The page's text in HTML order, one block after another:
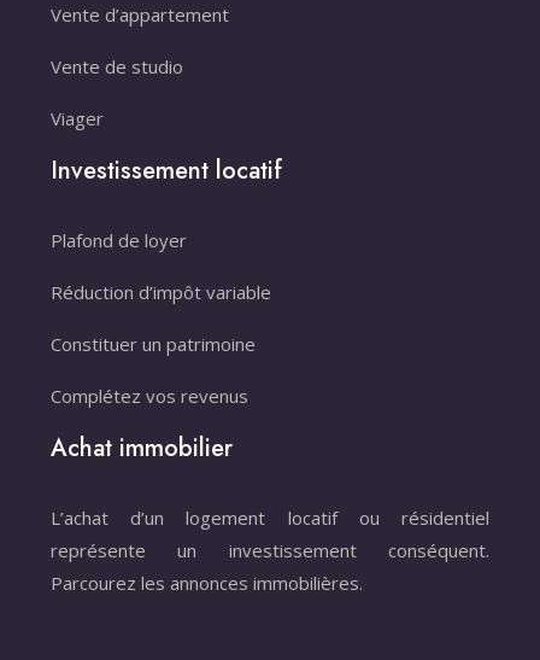
Vente d’appartement
Vente de studio
Viager
Investissement locatif
Plafond de loyer
Réduction d’impôt variable
Constituer un patrimoine
Complétez vos revenus
Achat immobilier
L’achat d’un logement locatif ou résidentiel
représente un investissement conséquent.
Parcourez les annonces immobilières.